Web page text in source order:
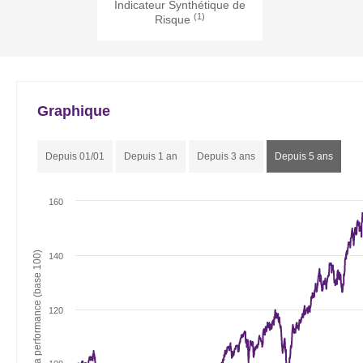
Indicateur Synthétique de
Risque (1)
Graphique
Depuis 01/01 Depuis 1 an Depuis 3 ans Depuis 5 ans
120
140
160